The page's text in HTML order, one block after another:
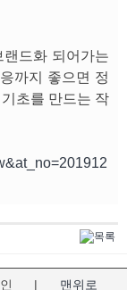
드화 되어가는
까지 좋으면 정
초를 만드는 작
| 맨위로